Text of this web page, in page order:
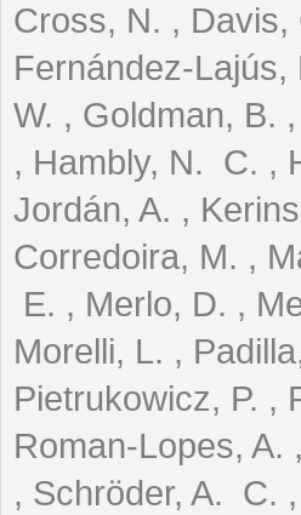
Cross, N. ,
Fernández-
W. , Goldman, B.
, Hambly, N. C. ,
Jordán, A. ,
Corredoira, M. ,
E. , Merlo, D. ,
Morelli, L. ,
Pietrukowicz, P. ,
Roman-Lopes,
, Schröder, A. C.